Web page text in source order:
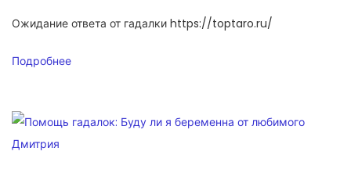
Ожидание ответа от гадалки https://toptaro.ru/
Подробнее